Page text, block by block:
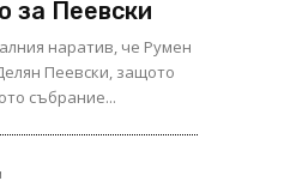
за Пеевски
наратив, че Румен
Пеевски, защото
събрание...